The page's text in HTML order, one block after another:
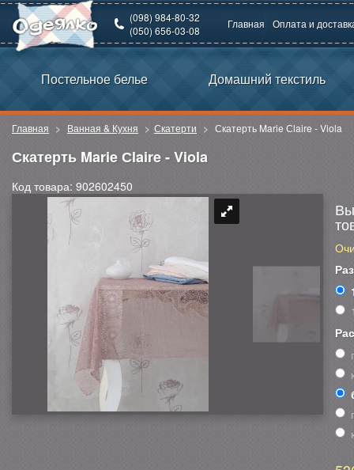
(098) 984-80-32
(050) 656-03-08
Главная Оплата и
Постельное белье Домашний текстиль
Главная Ванная & Кухня Скатерти Скатерть Marie Сlaire - Viola
Скатерть Marie Сlaire - Viola
Код товара: 902602450